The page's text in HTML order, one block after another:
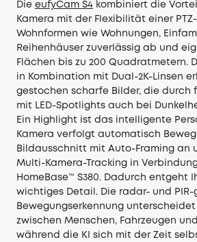
Die eufyCam S4 kombiniert die
Kamera mit der Flexibilität einer
Wohnformen wie Wohnungen,
Reihenhäuser zuverlässig ab und
Flächen bis zu 200 Quadratmetern.
in Kombination mit Dual-2K-Linsen
gestochen scharfe Bilder, die durch
mit LED-Spotlights auch bei
Ein Highlight ist das intelligente
Kamera verfolgt automatisch
Bildausschnitt mit Auto-Framing an
Multi-Kamera-Tracking in
HomeBase™ S380. Dadurch entgeht
wichtiges Detail. Die radar- und
Bewegungserkennung
zwischen Menschen, Fahrzeugen
während die KI sich mit der Zeit